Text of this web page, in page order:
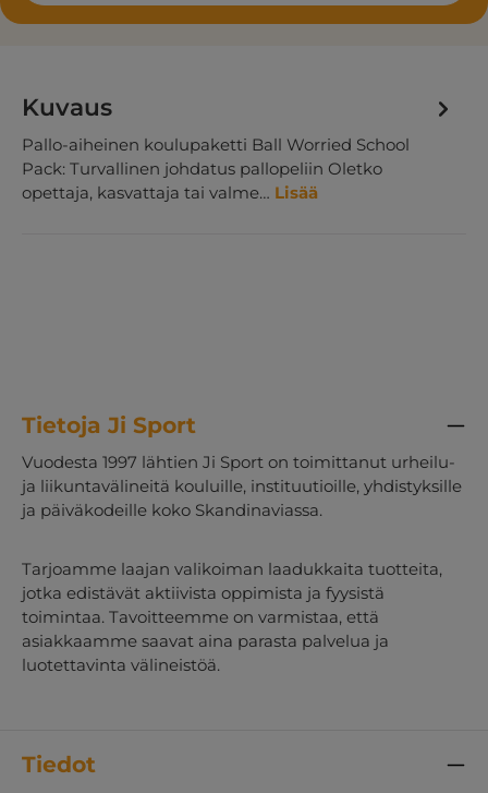
Kuvaus
Pallo-aiheinen koulupaketti Ball Worried School
Pack: Turvallinen johdatus pallopeliin Oletko
opettaja, kasvattaja tai valme… Lisää
Tietoja Ji Sport
Vuodesta 1997 lähtien Ji Sport on toimittanut urheilu-
ja liikuntavälineitä kouluille, instituutioille, yhdistyksille
ja päiväkodeille koko Skandinaviassa.
Tarjoamme laajan valikoiman laadukkaita tuotteita,
jotka edistävät aktiivista oppimista ja fyysistä
toimintaa. Tavoitteemme on varmistaa, että
asiakkaamme saavat aina parasta palvelua ja
luotettavinta välineistöä.
Tiedot